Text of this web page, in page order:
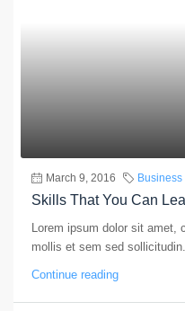
March 9, 2016 Business
Skills That You Can
Lorem ipsum dolor sit amet,
mollis et sem sed sollicitudin.
Continue reading